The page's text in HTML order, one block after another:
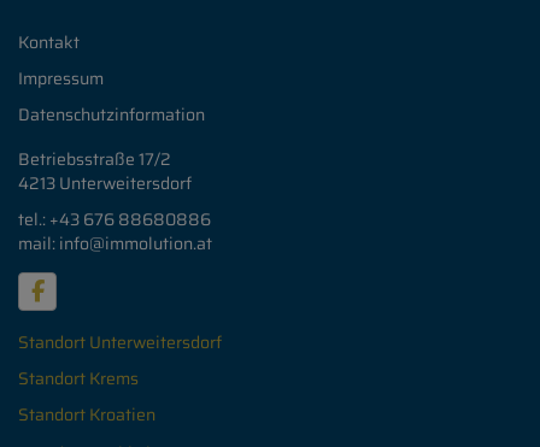
Kontakt
Impressum
Datenschutzinformation
Betriebsstraße 17/2
4213 Unterweitersdorf
tel.: +43 67688680886
mail: info@immolution.at
Standort Unterweitersdorf
Standort Krems
Standort Kroatien